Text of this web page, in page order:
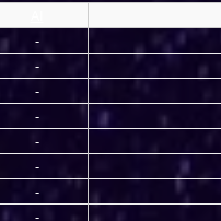
-
-
-
-
-
-
-
-